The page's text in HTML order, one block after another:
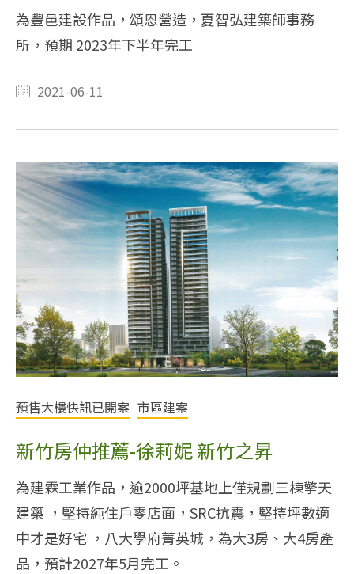
為豐邑建設作品，頌恩營造，夏智弘建築師事務
所，預期 2023年下半年完工
2021-06-11
預售大樓快訊已開案 市區建案
新竹房仲推薦-徐莉妮 新竹之昇
為建霖工業作品，逾2000坪基地上僅規劃三棟擎天
建築 ，堅持純住戶零店面，SRC抗震，堅持坪數適
中才是好宅 ，八大學府菁英城，為大3房、大4房產
品，預計2027年5月完工。